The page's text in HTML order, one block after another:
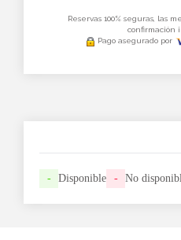
Reservas 100% seguras, las
confirmación
Pago asegurado por
- Disponible - No